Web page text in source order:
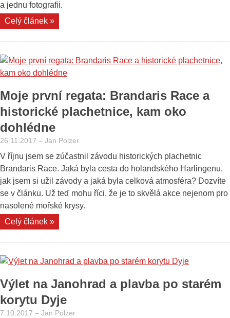
a jednu fotografii.
Celý článek »„Ohlédnutí
v
roce
z
jihu
Moravy
k
Severnímu
moři
i
na
Jadran“
Moje první regata: Brandaris Race a
historické plachetnice, kam oko
dohlédne
26.11.2017 – Jan Polzer
V říjnu jsem se zúčastnil závodu historických plachetnic
Brandaris Race. Jaká byla cesta do holandského Harlingenu,
jak jsem si užil závody a jaká byla celková atmosféra? Dozvíte
se v článku. Už teď mohu říci, že je to skvělá akce nejenom pro
nasolené mořské krysy.
Celý článek »„Moje
Brandaris
a
historické
plachetnice,
Výlet na Janohrad a plavba po starém
korytu Dyje
7.10.2017 – Jan Polzer